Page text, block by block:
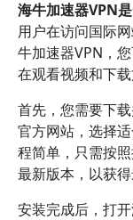
海牛加速器VPN
用户在访问国际
牛加速器VPN，
在观看视频和下载
首先，您需要下
官方网站，选择
程简单，只需按
最新版本，以获得
安装完成后，打